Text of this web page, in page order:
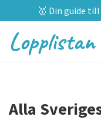
🥇 Din guide
Lopplistan
Alla